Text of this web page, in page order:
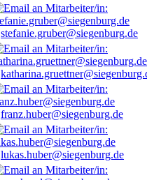
stefanie.gruber@siegenburg.de
franz.huber@siegenburg.de
lukas.huber@siegenburg.de